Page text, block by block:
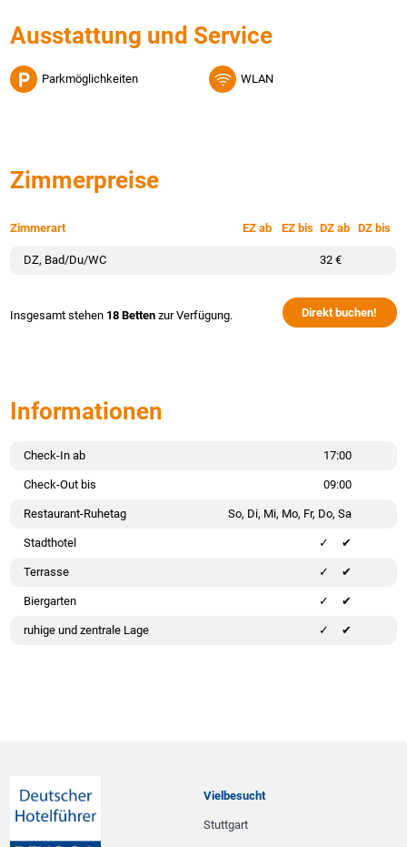
Ausstattung und Service
Parkmöglichkeiten WLAN
Zimmerpreise
Zimmerart EZ ab EZ bis DZ ab DZ bis
DZ, Bad/Du/WC 32 €
Insgesamt stehen 18 Betten zur Verfügung. Direkt buchen!
Informationen
Check-In ab 17:00
Check-Out bis 09:00
Restaurant-Ruhetag So, Di, Mi, Mo, Fr, Do, Sa
Stadthotel ✔
Terrasse ✔
Biergarten ✔
ruhige und zentrale Lage ✔
Vielbesucht
Stuttgart